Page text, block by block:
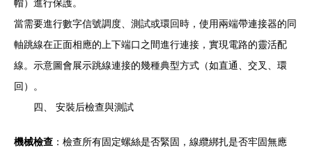
帽）進行保護。
當需要進行數字信號調度、測試或環回時，使用兩端帶連接器的同
軸跳線在正面相應的上下端口之間進行連接，實現電路的靈活配
線。示意圖會展示跳線連接的幾種典型方式（如直通、交叉、環
回）。
四、 安裝后檢查與測試
機械檢查 ：檢查所有固定螺絲是否緊固，線纜綁扎是否牢固無應